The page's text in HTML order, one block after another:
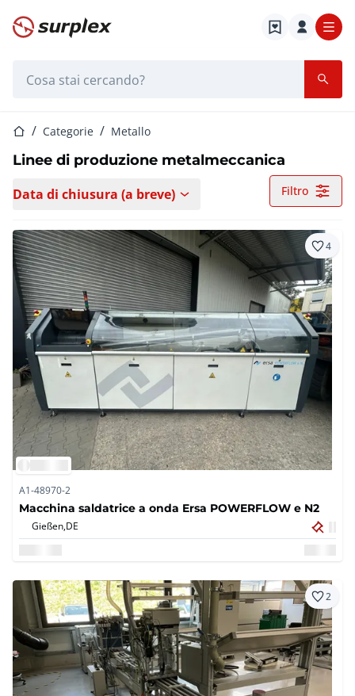
Home
Home Categorie Metallo
Linee di produzione metalmeccanica
Data di chiusura (a breve) Filtro
4
A1-48970-2
Macchina saldatrice a onda Ersa POWERFLOW e N2
Gießen,DE
2